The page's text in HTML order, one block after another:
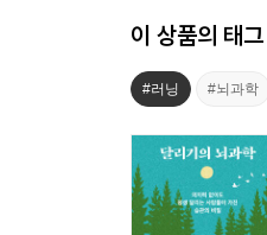
이 상품의 태그
#러닝 #뇌과학